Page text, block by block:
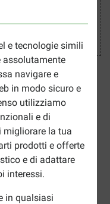
e tecnologie simili
assolutamente
navigare e
in modo sicuro e
utilizziamo
e di
migliorare la tua
prodotti e offerte
e di adattare
interessi.
in qualsiasi
per gatti (oltre
uccide le pulci e le
nella pelliccia del